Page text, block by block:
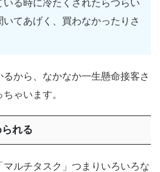
てあげく、買わなかったりさ
から、なかなか一生懸命接客さ
ゃいます。
れる
ルチタスク」つまりいろいろな